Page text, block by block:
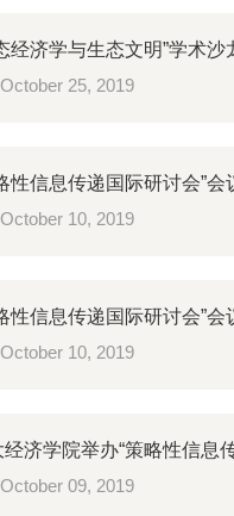
经济学与生态文明”学术
October 25, 2019
性信息传递国际研讨会”会
October 10, 2019
性信息传递国际研讨会”会
October 10, 2019
经济学院举办“策略性信息
October 09, 2019